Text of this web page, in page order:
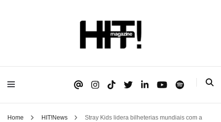
HIT!Magazine
Home HIT!News
Stray Kids lidera bilheterias mundiais com a